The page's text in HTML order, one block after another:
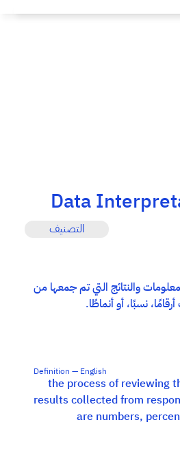
Data
التصنيف
نسبًا، أو أنماطًا.
Definition — English
the process of reviewing
results collected from
are numbers,